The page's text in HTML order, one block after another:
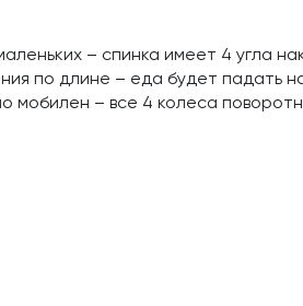
– спинка имеет 4 угла
по длине – еда будет падать
мобилен – все 4 колеса